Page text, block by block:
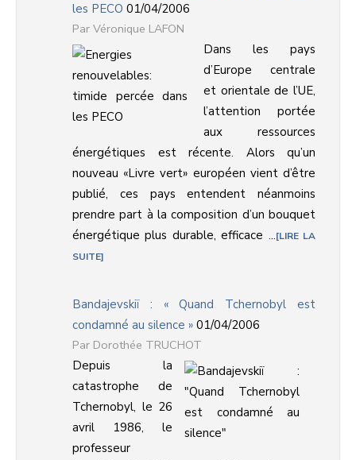
les PECO 01/04/2006
Véronique LAFON
Dans les pays
d’Europe centrale
et orientale de l’UE,
l’attention portée
aux ressources
énergétiques est récente. Alors qu’un
nouveau «Livre vert» européen vient d’être
publié, ces pays entendent néanmoins
prendre part à la composition d’un bouquet
énergétique plus durable, efficace ... LIRE LA
SUITE
Bandajevskiï : « Quand Tchernobyl est
condamné au silence » 01/04/2006
Dorothée TRUCHOT
Depuis la
catastrophe de
Tchernobyl, le 26
avril 1986, le
professeur